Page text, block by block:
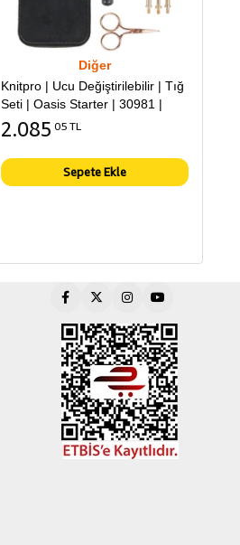
Diğer
Knitpro | Ucu Değiştirilebilir | Tığ
Seti | Oasis Starter | 30981 |
2.085 05 TL
Sepete Ekle